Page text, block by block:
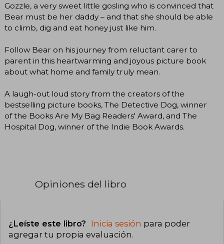
Gozzle, a very sweet little gosling who is convinced that
Bear must be her daddy – and that she should be able
to climb, dig and eat honey just like him.
Follow Bear on his journey from reluctant carer to
parent in this heartwarming and joyous picture book
about what home and family truly mean.
A laugh-out loud story from the creators of the
bestselling picture books, The Detective Dog, winner
of the Books Are My Bag Readers' Award, and The
Hospital Dog, winner of the Indie Book Awards.
Opiniones del libro
¿Leíste este libro? Inicia sesión para poder
agregar tu propia evaluación.